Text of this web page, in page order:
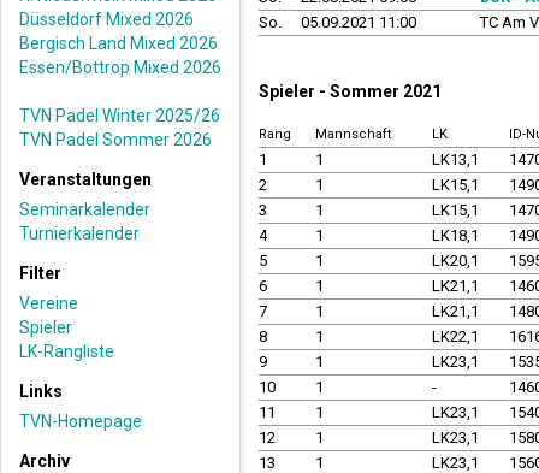
Düsseldorf Mixed 2026
Bergisch Land Mixed 2026
Essen/Bottrop Mixed 2026
TVN Padel Winter 2025/26
TVN Padel Sommer 2026
Veranstaltungen
Seminarkalender
Turnierkalender
Filter
Vereine
Spieler
LK-Rangliste
Links
TVN-Homepage
Archiv
So.
05.09.2021 11:00 TC Am
Spieler - Sommer 2021
Rang Mannschaft LK ID-
1 1 LK13,1
2
1 LK15,1
3
1 LK15,1
4
1 LK18,1
5
1 LK20,1
6
1 LK21,1
7
1 LK21,1
8
1 LK22,1
9
1 LK23,1
10
1 -
11
1 LK23,1
12
1 LK23,1
13
1 LK23,1